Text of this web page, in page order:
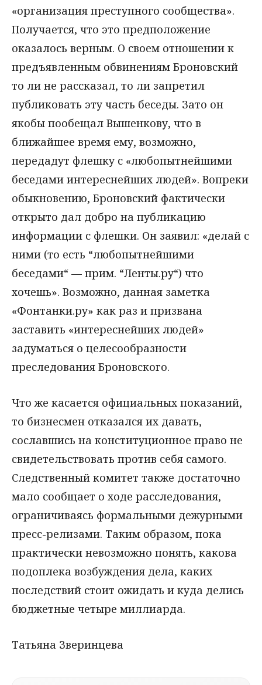
«организация преступного сообщества».
Получается, что это предположение
оказалось верным. О своем отношении к
предъявленным обвинениям Броновский
то ли не рассказал, то ли запретил
публиковать эту часть беседы. Зато он
якобы пообещал Вышенкову, что в
ближайшее время ему, возможно,
передадут флешку с «любопытнейшими
беседами интереснейших людей». Вопреки
обыкновению, Броновский фактически
открыто дал добро на публикацию
информации с флешки. Он заявил: «делай с
ними (то есть “любопытнейшими
беседами“ — прим. “Ленты.ру“) что
хочешь». Возможно, данная заметка
«Фонтанки.ру» как раз и призвана
заставить «интереснейших людей»
задуматься о целесообразности
преследования Броновского.
Что же касается официальных показаний,
то бизнесмен отказался их давать,
сославшись на конституционное право не
свидетельствовать против себя самого.
Следственный комитет также достаточно
мало сообщает о ходе расследования,
ограничиваясь формальными дежурными
пресс-релизами. Таким образом, пока
практически невозможно понять, какова
подоплека возбуждения дела, каких
последствий стоит ожидать и куда делись
бюджетные четыре миллиарда.
Татьяна Зверинцева